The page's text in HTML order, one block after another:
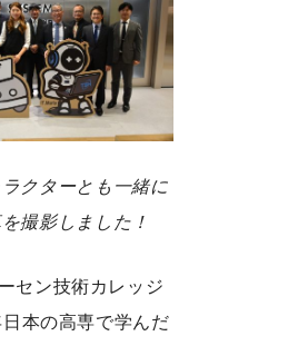
クターとも一緒に
撮影しました！
セン技術カレッジ
本の高専で学んだ